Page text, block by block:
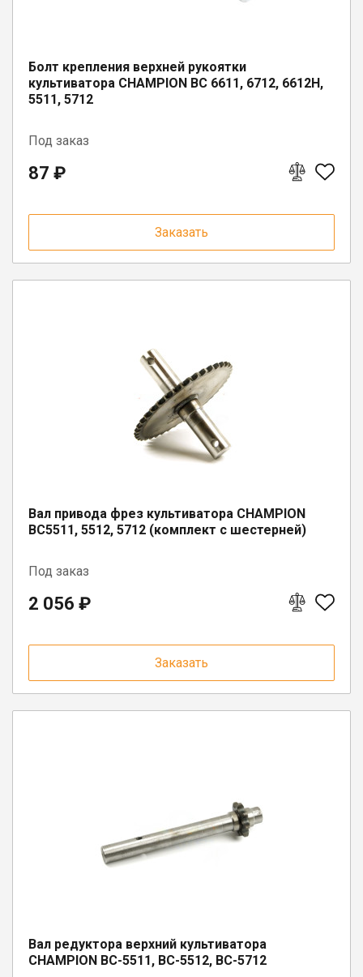
Болт крепления верхней рукоятки
культиватора CHAMPION BC 6611, 6712, 6612H,
5511, 5712
Под заказ
87 ₽
Заказать
Вал привода фрез культиватора CHAMPION
BC5511, 5512, 5712 (комплект с шестерней)
Под заказ
2 056 ₽
Заказать
Вал редуктора верхний культиватора
CHAMPION BC-5511, BC-5512, BC-5712